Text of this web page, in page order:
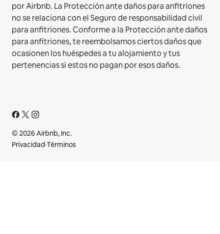
por Airbnb. La Protección ante daños para anfitriones
no se relaciona con el Seguro de responsabilidad civil
para anfitriones. Conforme a la Protección ante daños
para anfitriones, te reembolsamos ciertos daños que
ocasionen los huéspedes a tu alojamiento y tus
pertenencias si estos no pagan por esos daños.
© 2026 Airbnb, Inc.
Privacidad·Términos